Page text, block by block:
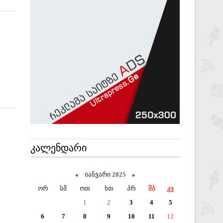
ᲙᲐᲚᲔᲜᲓᲐᲠᲘ
« იანვარი 2025 »
ორ
სმ ოთ ხთ პრ შბ
კვ
1
2 3 4
5
6
7 8 9 10 11
12